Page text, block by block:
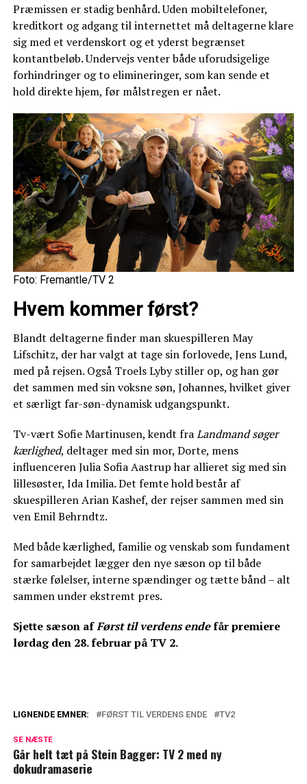
Præmissen er stadig benhård. Uden mobiltelefoner,
kreditkort og adgang til internettet må deltagerne klare
sig med et verdenskort og et yderst begrænset
kontantbeløb. Undervejs venter både uforudsigelige
forhindringer og to elimineringer, som kan sende et
hold direkte hjem, før målstregen er nået.
Foto: Fremantle/TV 2
Hvem kommer først?
Blandt deltagerne finder man skuespilleren May
Lifschitz, der har valgt at tage sin forlovede, Jens Lund,
med på rejsen. Også Troels Lyby stiller op, og han gør
det sammen med sin voksne søn, Johannes, hvilket giver
et særligt far-søn-dynamisk udgangspunkt.
Tv-vært Sofie Martinusen, kendt fraLandmand søger
kærlighed, deltager med sin mor, Dorte, mens
influenceren Julia Sofia Aastrup har allieret sig med sin
lillesøster, Ida Imilia. Det femte hold består af
skuespilleren Arian Kashef, der rejser sammen med sin
ven Emil Behrndtz.
Med både kærlighed, familie og venskab som fundament
for samarbejdet lægger den nye sæson op til både
stærke følelser, interne spændinger og tætte bånd – alt
sammen under ekstremt pres.
Sjette sæson afFørst til verdens endefår premiere
lørdag den 28. februar på TV 2.
afslører TV 2 nyt om favoritprogram
Spritny sæson af 'Først til verdens ende':
LIGNENDE EMNER: FØRST TIL VERDENS ENDE TV2
SE NÆSTE
Går helt tæt på Stein Bagger: TV 2 med ny
dokudramaserie